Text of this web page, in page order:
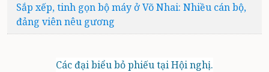
Sắp xếp, tinh gọn bộ máy ở Võ Nhai: Nhiều cán bộ,
đảng viên nêu gương
Các đại biểu bỏ phiếu tại Hội nghị.